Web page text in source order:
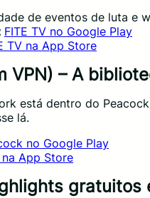
de eventos de luta e
FITE TV no Google Play
TV na App Store
VPN) – A
está dentro do
lá.
no Google Play
App Store
gratuitos